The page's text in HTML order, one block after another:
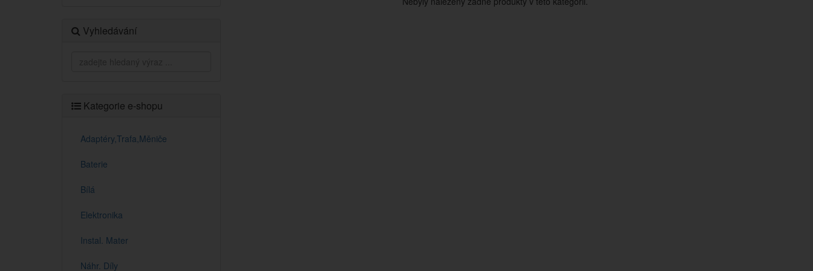
Vyhledávání
Kategorie e-shopu
Adaptéry,Trafa,Měniče
Baterie
Bílá
Elektronika
Instal. Mater
Náhr. Díly